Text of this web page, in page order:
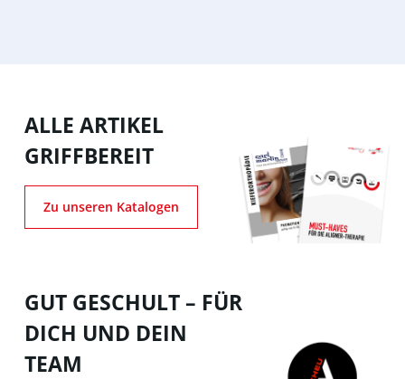
ALLE ARTIKEL
GRIFFBEREIT
Zu unseren Katalogen
GUT GESCHULT – FÜR
DICH UND DEIN
TEAM